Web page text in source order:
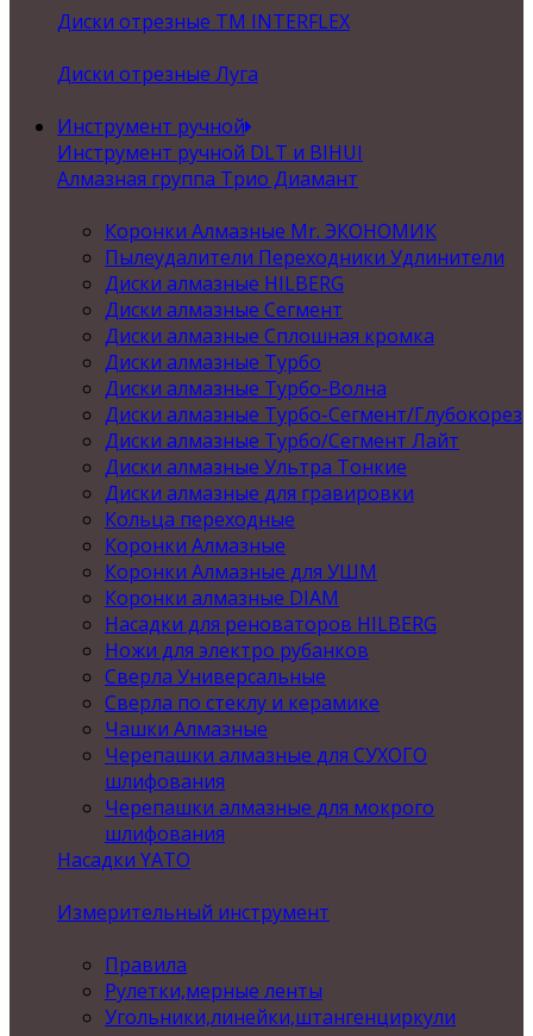
Диски отрезные ТМ INTERFLEX
Диски отрезные Луга
Инструмент ручной
Инструмент ручной DLT и BIHUI
Алмазная группа Трио Диамант
Коронки Алмазные Mr. ЭКОНОМИК
Пылеудалители Переходники Удлинители
Диски алмазные HILBERG
Диски алмазные Сегмент
Диски алмазные Сплошная кромка
Диски алмазные Турбо
Диски алмазные Турбо-Волна
Диски алмазные Турбо-Сегмент/Глубокорез
Диски алмазные Турбо/Сегмент Лайт
Диски алмазные Ультра Тонкие
Диски алмазные для гравировки
Кольца переходные
Коронки Алмазные
Коронки Алмазные для УШМ
Коронки алмазные DIAM
Насадки для реноваторов HILBERG
Ножи для электро рубанков
Сверла Универсальные
Сверла по стеклу и керамике
Чашки Алмазные
Черепашки алмазные для СУХОГО
шлифования
Черепашки алмазные для мокрого
шлифования
Насадки YATO
Измерительный инструмент
Правила
Рулетки,мерные ленты
Угольники,линейки,штангенциркули